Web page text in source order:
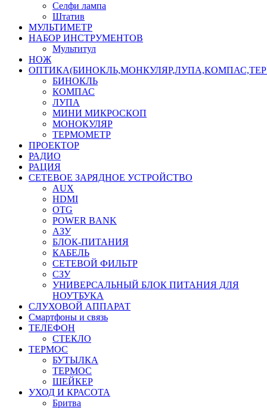
Селфи лампа
Штатив
МУЛЬТИМЕТР
НАБОР ИНСТРУМЕНТОВ
Мультитул
НОЖ
БИНОКЛЬ
КОМПАС
ЛУПА
МИНИ МИКРОСКОП
МОНОКУЛЯР
ТЕРМОМЕТР
ПРОЕКТОР
РАДИО
РАЦИЯ
СЕТЕВОЕ ЗАРЯДНОЕ УСТРОЙСТВО
AUX
HDMI
OTG
POWER BANK
АЗУ
БЛОК-ПИТАНИЯ
КАБЕЛЬ
СЕТЕВОЙ ФИЛЬТР
СЗУ
УНИВЕРСАЛЬНЫЙ БЛОК ПИТАНИЯ ДЛЯ
НОУТБУКА
СЛУХОВОЙ АППАРАТ
Смартфоны и связь
ТЕЛЕФОН
СТЕКЛО
ТЕРМОС
БУТЫЛКА
ТЕРМОС
ШЕЙКЕР
УХОД И КРАСОТА
Бритва